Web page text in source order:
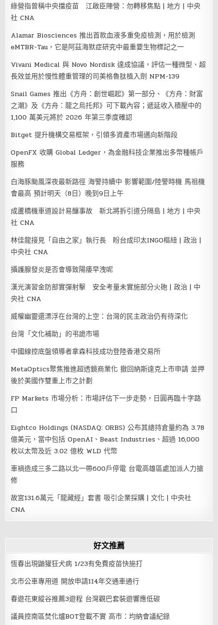
綠營指曾稱中央擋疫苗 江啟臣陣營：勿轉移焦點 | 地方 | 中央
社 CNA
Alamar Biosciences 推出首款血液多重免疫檢測，用於檢測
eMTBR-Tau，它是阿茲海默症研究中最重要生物標記之一
Vivani Medical 與 Novo Nordisk 達成協議，評估一種微型、超
長效並用於慢性體重管理的司美格魯肽植入劑 NPM-139
Snail Games 推出《方舟：創世崛起》第一部分、《方舟：財富
之潮》及《方舟：龍之烏托邦》可下載內容；遞延收入積壓中的
1,100 萬美元將於 2026 年第三季度確認
Bitget 提升機構交易框架，引領多資產市場邁向新階段
OpenFX 收購 Global Ledger，為金融科技企業推出多幣種帳戶
服務
白海豚颱風深夜最新路徑 海警持續中 影響範圍/陸警時機 馬祖機
會最高 預計明天（8日）晚到9日上午
成蘆橋機車道設計易釀事故 新北將拆引道分隔島 | 地方 | 中央
社 CNA
林佳龍接見「自由之家」執行長 盼台成印太INGO樞紐 | 政治 |
中央社 CNA
攝護腺發炎是否會導致陽痿早洩呢
漢光演習金防部實彈射擊 安全考量未實施部分火砲 | 政治 | 中
央社 CNA
威權幽靈還漂浮在台灣的上空：台灣的民主政治仍有待深化
台灣「文化補助」的弔詭市場
中國線控底盤領導者拿森科技成功登陸香港交易所
MetaOptics聚焦推進超透鏡商業化 撤回納斯達克上市申請 並押
後於美國作雙重上市之計劃
FP Markets 市場分析：市場評估下一步走勢，日圓再臨十字路
口
Eightco Holdings (NASDAQ: ORBS) 公布其總持倉量約為 3.78
億美元，當中包括 OpenAI、Beast Industries、超過 16,000
枚以太幣及近 3.02 億枚 WLD 代幣
車禍造成三多二路以北一帶600戶停電 台電高雄區處加派人力搶
修
故宮131.6萬元「龍藏經」套書 吸引企業採購 | 文化 | 中央社
CNA
好文推薦
恆春出現鼬獾狂犬病 1/23有免費疫苗快施打
北市公車專用道 開放申請114年交通車通行
春遊花東縱谷推薦3遊程 台灣觀巴套裝遊響應低碳
議員控南區焚化爐BOT登載不實 高市：均納會議紀錄